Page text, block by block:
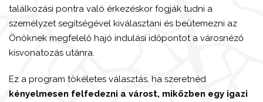
találkozási pontra való érkezéskor fogják tudni a
személyzet segítségével kiválasztani és beütemezni az
Önöknek megfelelő hajó indulási időpontot a városnéző
kisvonatozás utánra.
Ez a program tökéletes választás, ha szeretnéd
kényelmesen felfedezni a várost, miközben egy igazi